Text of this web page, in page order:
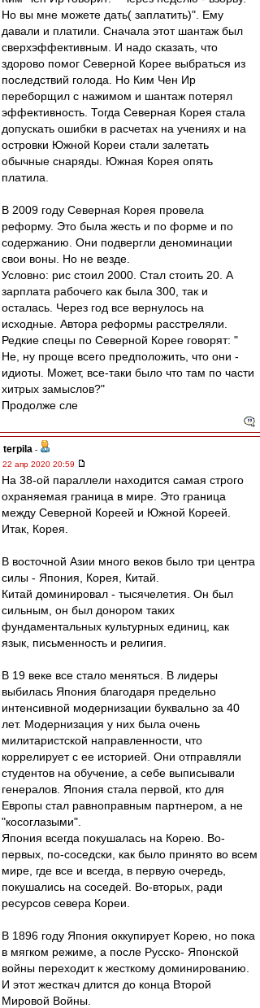
Но вы мне можете дать( заплатить)". Ему
давали и платили. Сначала этот шантаж был
сверхэффективным. И надо сказать, что
здорово помог Северной Корее выбраться из
последствий голода. Но Ким Чен Ир
переборщил с нажимом и шантаж потерял
эффективность. Тогда Северная Корея стала
допускать ошибки в расчетах на учениях и на
островки Южной Кореи стали залетать
обычные снаряды. Южная Корея опять
платила.
В 2009 году Северная Корея провела
реформу. Это была жесть и по форме и по
содержанию. Они подвергли деноминации
свои воны. Но не везде.
Условно: рис стоил 2000. Стал стоить 20. А
зарплата рабочего как была 300, так и
осталась. Через год все вернулось на
исходные. Автора реформы расстреляли.
Редкие спецы по Северной Корее говорят: "
Не, ну проще всего предположить, что они -
идиоты. Может, все-таки было что там по части
хитрых замыслов?"
Продолже сле
terpila -
22 апр 2020 20:59
На 38-ой параллели находится самая строго
охраняемая граница в мире. Это граница
между Северной Кореей и Южной Кореей.
Итак, Корея.
В восточной Азии много веков было три центра
силы - Япония, Корея, Китай.
Китай доминировал - тысячелетия. Он был
сильным, он был донором таких
фундаментальных культурных единиц, как
язык, письменность и религия.
В 19 веке все стало меняться. В лидеры
выбилась Япония благодаря предельно
интенсивной модернизации буквально за 40
лет. Модернизация у них была очень
милитаристской направленности, что
коррелирует с ее историей. Они отправляли
студентов на обучение, а себе выписывали
генералов. Япония стала первой, кто для
Европы стал равноправным партнером, а не
"косоглазыми".
Япония всегда покушалась на Корею. Во-
первых, по-соседски, как было принято во всем
мире, где все и всегда, в первую очередь,
покушались на соседей. Во-вторых, ради
ресурсов севера Кореи.
В 1896 году Япония оккупирует Корею, но пока
в мягком режиме, а после Русско- Японской
войны переходит к жесткому доминированию.
И этот жесткач длится до конца Второй
Мировой Войны.